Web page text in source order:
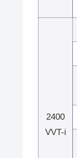
2400
VVT-i